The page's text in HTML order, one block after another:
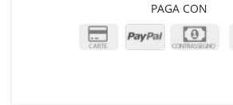
PAGA CON